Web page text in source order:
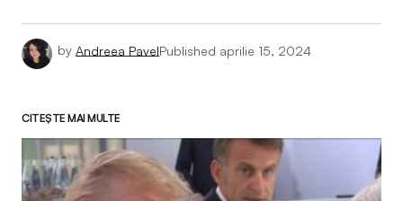
by Andreea PavelPublished aprilie 15, 2024
CITEȘTE MAI MULTE